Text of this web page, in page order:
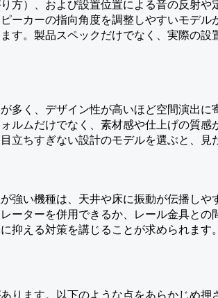
方）、および設置位置による音の反射
ーカーの指向角度を調整しやすいモデ
。製品スペックだけでなく、実際の
く、デザイン性が高いほど空間演出
ムだけでなく、素材感や仕上げの質感
ちすぎない設計のモデルを選ぶと、見
い機種は、天井や床に振動が伝播し
ターを併用できるか、レール金具と
抑える対策を講じることが求められます。
ます。以下のような点をあらかじめ押